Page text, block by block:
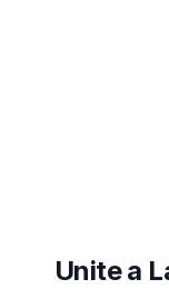
Unite a